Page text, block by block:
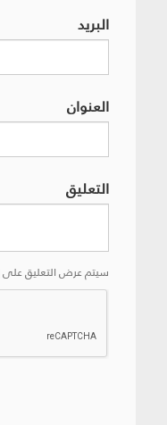
البريد
العنوان
التعليق
سيتم عرض التعليق على